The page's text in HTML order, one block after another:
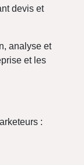
devis et
analyse et
et les
: